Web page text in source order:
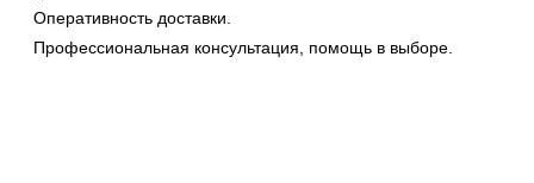
Оперативность доставки.
Профессиональная консультация, помощь в выборе.